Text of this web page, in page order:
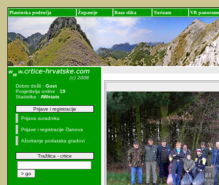
Planinska područja Županije Baza slika Turizam VR panorame
Dobro došli : Gost
Posjetitelja online : 19
Statistika : AWstats
Prijave i registracije
Prijava suradnika
Prijave i registracije članova
Ažuriranje podataka gradovi
Tražilica - crtice